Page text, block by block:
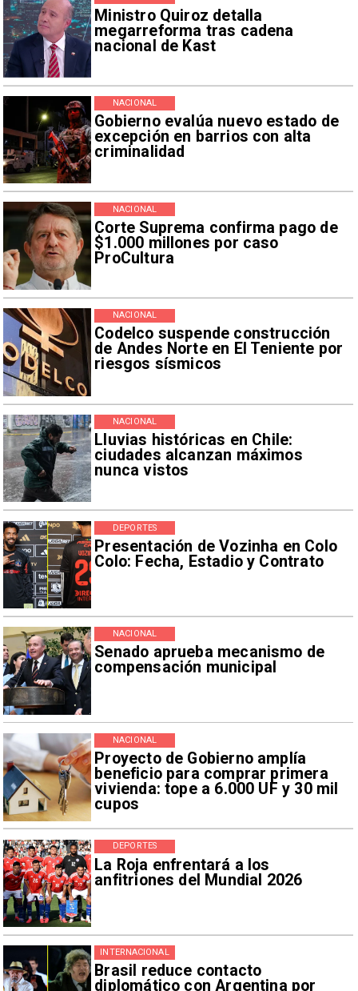
Ministro Quiroz detalla
megarreforma tras cadena
nacional de Kast
Gobierno evalúa nuevo estado de
excepción en barrios con alta
criminalidad
NACIONAL
Corte Suprema confirma pago de
$1.000 millones por caso
ProCultura
NACIONAL
Codelco suspende construcción
de Andes Norte en El Teniente por
riesgos sísmicos
NACIONAL
Lluvias históricas en Chile:
ciudades alcanzan máximos
nunca vistos
NACIONAL
Presentación de Vozinha en Colo
Colo: Fecha, Estadio y Contrato
DEPORTES
Senado aprueba mecanismo de
compensación municipal
NACIONAL
Proyecto de Gobierno amplía
beneficio para comprar primera
vivienda: tope a 6.000 UF y 30 mil
cupos
NACIONAL
La Roja enfrentará a los
anfitriones del Mundial 2026
DEPORTES
Brasil reduce contacto
diplomático con Argentina por
INTERNACIONAL